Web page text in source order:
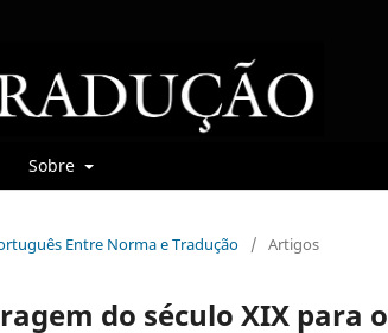
Sobre
Entre Norma e Tradução / Artigos
do século XIX para o